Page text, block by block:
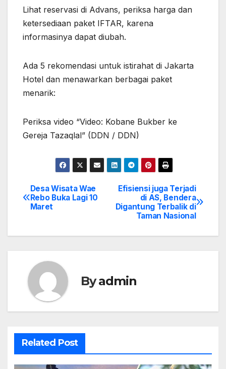
Lihat reservasi di Advans, periksa harga dan
ketersediaan paket IFTAR, karena
informasinya dapat diubah.
Ada 5 rekomendasi untuk istirahat di Jakarta
Hotel dan menawarkan berbagai paket
menarik:
Periksa video “Video: Kobane Bukber ke
Gereja Tazaqlal” (DDN / DDN)
Post
navigation
Efisiensi juga Terjadi
di AS, Bendera
Digantung Terbalik di
Taman Nasional
Desa Wisata Wae
Rebo Buka Lagi 10
Maret
Byadmin
Related Post